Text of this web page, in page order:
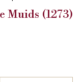
Muids (1273)